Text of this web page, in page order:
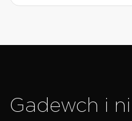
Gadewch i